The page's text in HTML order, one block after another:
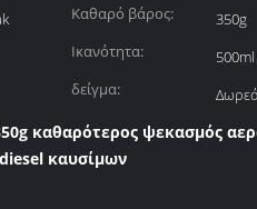
Καθαρό βάρος:
350g
Ικανότητα:
500ml
δείγμα:
καθαρότερος ψεκασμός
καυσίμων